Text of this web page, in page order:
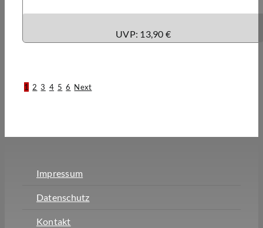
UVP: 13,90 €
1 2 3 4 5 6 Next
Impressum
Datenschutz
Kontakt